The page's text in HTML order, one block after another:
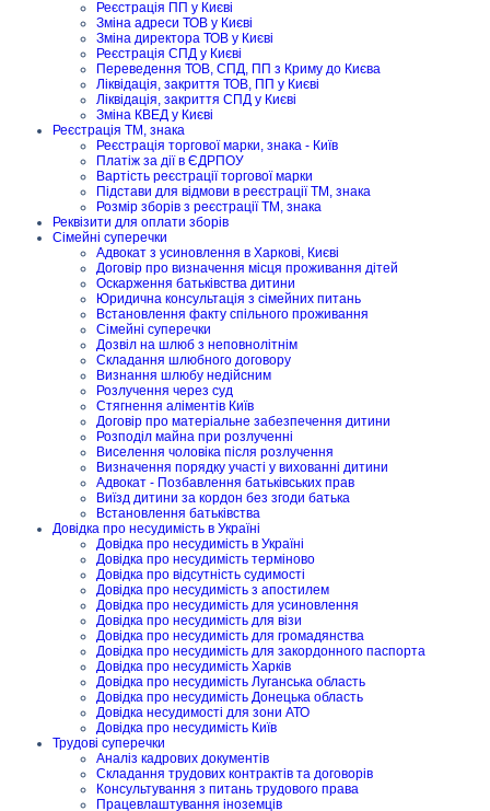
Реєстрація ПП у Києві
Зміна адреси ТОВ у Києві
Зміна директора ТОВ у Києві
Реєстрація СПД у Києві
Переведення ТОВ, СПД, ПП з Криму до Києва
Ліквідація, закриття ТОВ, ПП у Києві
Ліквідація, закриття СПД у Києві
Зміна КВЕД у Києві
Реєстрація ТМ, знака
Реєстрація торгової марки, знака - Київ
Платіж за дії в ЄДРПОУ
Вартість реєстрації торгової марки
Підстави для відмови в реєстрації ТМ, знака
Розмір зборів з реєстрації ТМ, знака
Реквізити для оплати зборів
Сімейні суперечки
Адвокат з усиновлення в Харкові, Києві
Договір про визначення місця проживання дітей
Оскарження батьківства дитини
Юридична консультація з сімейних питань
Встановлення факту спільного проживання
Сімейні суперечки
Дозвіл на шлюб з неповнолітнім
Складання шлюбного договору
Визнання шлюбу недійсним
Розлучення через суд
Стягнення аліментів Київ
Договір про матеріальне забезпечення дитини
Розподіл майна при розлученні
Виселення чоловіка після розлучення
Визначення порядку участі у вихованні дитини
Адвокат - Позбавлення батьківських прав
Виїзд дитини за кордон без згоди батька
Встановлення батьківства
Довідка про несудимість в Україні
Довідка про несудимість в Україні
Довідка про несудимість терміново
Довідка про відсутність судимості
Довідка про несудимість з апостилем
Довідка про несудимість для усиновлення
Довідка про несудимість для візи
Довідка про несудимість для громадянства
Довідка про несудимість для закордонного паспорта
Довідка про несудимість Харків
Довідка про несудимість Луганська область
Довідка про несудимість Донецька область
Довідка несудимості для зони АТО
Довідка про несудимість Київ
Трудові суперечки
Аналіз кадрових документів
Складання трудових контрактів та договорів
Консультування з питань трудового права
Працевлаштування іноземців